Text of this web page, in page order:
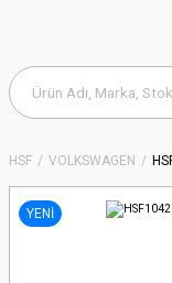
HSF VOLKSWAGEN
YENİ